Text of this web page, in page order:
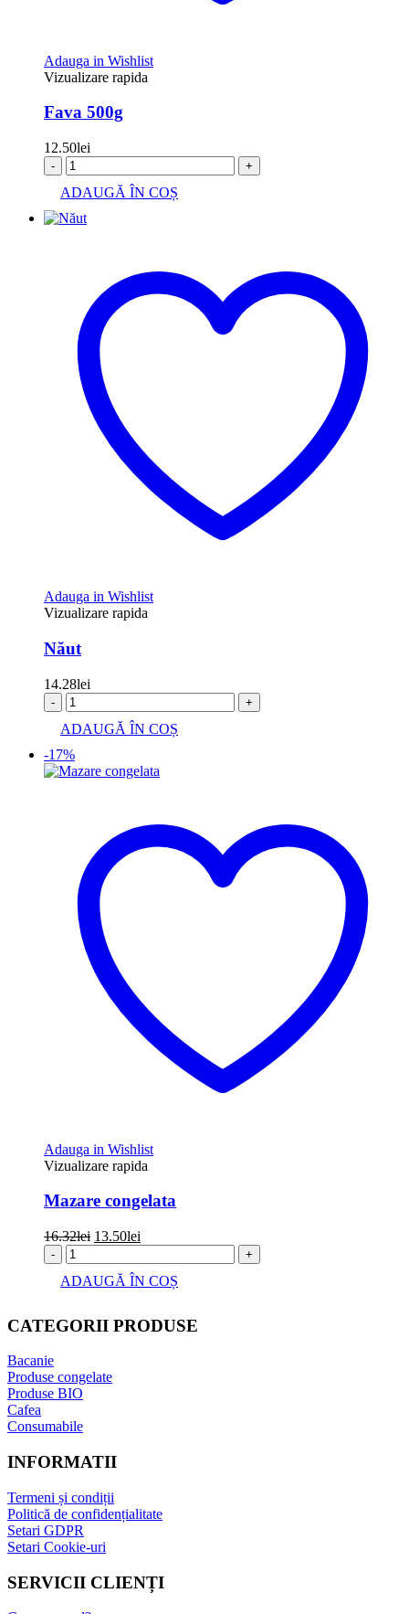
Adauga in Wishlist
Vizualizare rapida
Fava 500g
12.50lei
- +
ADAUGĂ ÎN COȘ
Adauga in Wishlist
Vizualizare rapida
Năut
14.28lei
- +
ADAUGĂ ÎN COȘ
-17%
Adauga in Wishlist
Vizualizare rapida
Mazare congelata
16.32lei Prețul
a
fost:
13.50lei
este:
13.50lei.
- +
ADAUGĂ ÎN COȘ
CATEGORII PRODUSE
Bacanie
Produse congelate
Produse BIO
Cafea
Consumabile
INFORMATII
Termeni și condiții
Politică de confidențialitate
Setari GDPR
Setari Cookie-uri
SERVICII CLIENȚI